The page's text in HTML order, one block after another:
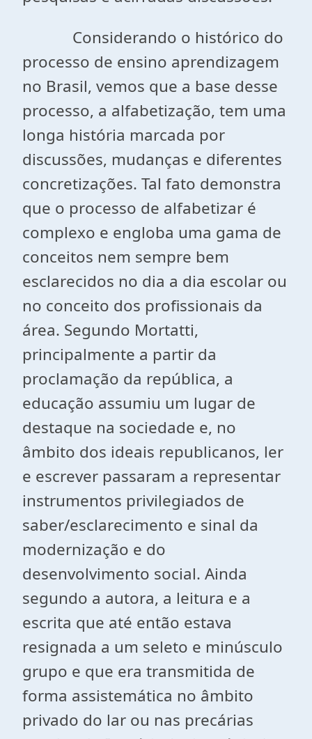
Considerando o histórico do
processo de ensino aprendizagem
no Brasil, vemos que a base desse
processo, a alfabetização, tem uma
longa história marcada por
discussões, mudanças e diferentes
concretizações. Tal fato demonstra
que o processo de alfabetizar é
complexo e engloba uma gama de
conceitos nem sempre bem
esclarecidos no dia a dia escolar ou
no conceito dos profissionais da
área. Segundo Mortatti,
principalmente a partir da
proclamação da república, a
educação assumiu um lugar de
destaque na sociedade e, no
âmbito dos ideais republicanos, ler
e escrever passaram a representar
instrumentos privilegiados de
saber/esclarecimento e sinal da
modernização e do
desenvolvimento social. Ainda
segundo a autora, a leitura e a
escrita que até então estava
resignada a um seleto e minúsculo
grupo e que era transmitida de
forma assistemática no âmbito
privado do lar ou nas precárias